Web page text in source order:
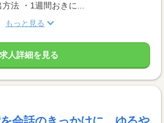
法 ・1週間おきに...
もっと見る
求人詳細を見る